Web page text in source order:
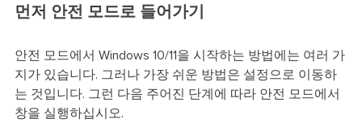
먼저 안전 모드로 들어가기
안전 모드에서 Windows 10/11을 시작하는 방법에는 여러 가
지가 있습니다. 그러나 가장 쉬운 방법은 설정으로 이동하
는 것입니다. 그런 다음 주어진 단계에 따라 안전 모드에서
창을 실행하십시오.